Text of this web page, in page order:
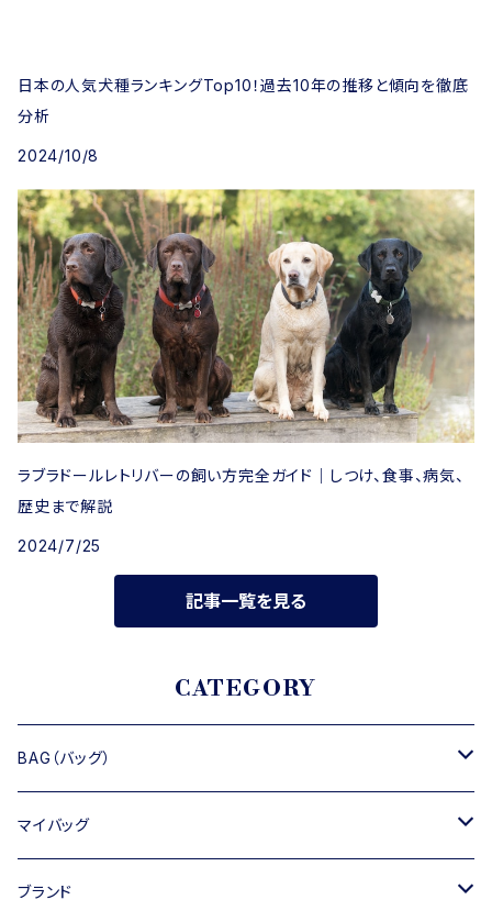
日本の人気犬種ランキングTop10！過去10年の推移と傾向を徹底
分析
2024/10/8
ラブラドールレトリバーの飼い方完全ガイド｜しつけ、食事、病気、
歴史まで解説
2024/7/25
記事一覧を見る
CATEGORY
BAG（バッグ）
トートバッグ
ショルダーバッグ
マイバッグ
キャンバス
ブランド